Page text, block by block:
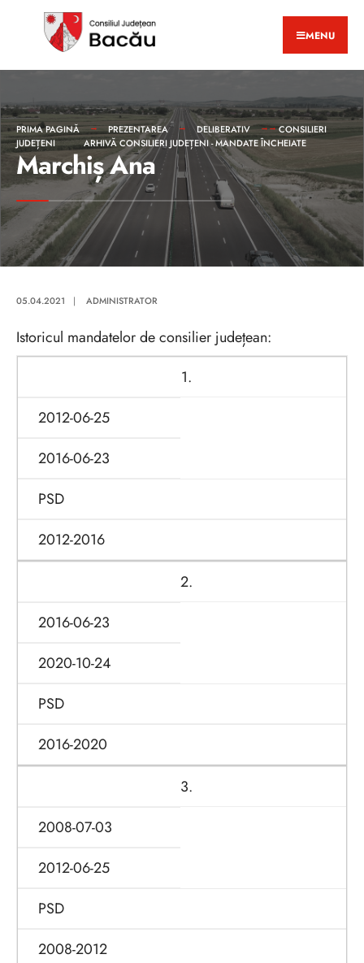
MENU
PRIMA PAGINĂ PREZENTAREA DELIBERATIV
CONSILIERI
JUDEȚENI
ARHIVĂ CONSILIERI JUDEȚENI - MANDATE ÎNCHEIATE
Marchiș Ana
05.04.2021 | ADMINISTRATOR
Istoricul mandatelor de consilier județean:
1.
2012-06-25
2016-06-23
PSD
2012-2016
2.
2016-06-23
2020-10-24
PSD
2016-2020
3.
2008-07-03
2012-06-25
PSD
2008-2012